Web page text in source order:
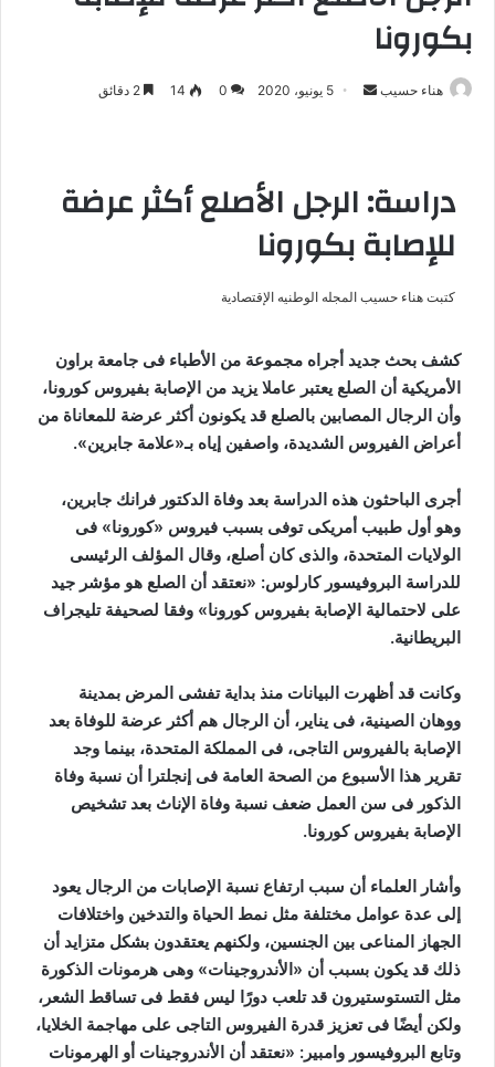
بكورونا
هناء حسيب
ا
5 يونيو، 2020 0
14
دراسة: الرجل الأصلع أكثر عرضة
للإصابة بكورونا
كتبت هناء حسيب المجله الوطنيه الإقتصادية
كشف بحث جديد أجراه مجموعة من الأطباء فى جامعة براون
الأمريكية أن الصلع يعتبر عاملا يزيد من الإصابة بفيروس كورونا،
وأن الرجال المصابين بالصلع قد يكونون أكثر عرضة للمعاناة من
أعراض الفيروس الشديدة، واصفين إياه بـ«علامة جابرين».
أجرى الباحثون هذه الدراسة بعد وفاة الدكتور فرانك جابرين،
وهو أول طبيب أمريكى توفى بسبب فيروس «كورونا» فى
الولايات المتحدة، والذى كان أصلع، وقال المؤلف الرئيسى
للدراسة البروفيسور كارلوس: «نعتقد أن الصلع هو مؤشر جيد
على لاحتمالية الإصابة بفيروس كورونا» وفقا لصحيفة تليجراف
البريطانية.
وكانت قد أظهرت البيانات منذ بداية تفشى المرض بمدينة
ووهان الصينية، فى يناير، أن الرجال هم أكثر عرضة للوفاة بعد
الإصابة بالفيروس التاجى، فى المملكة المتحدة، بينما وجد
تقرير هذا الأسبوع من الصحة العامة فى إنجلترا أن نسبة وفاة
الذكور فى سن العمل ضعف نسبة وفاة الإناث بعد تشخيص
الإصابة بفيروس كورونا.
وأشار العلماء أن سبب ارتفاع نسبة الإصابات من الرجال يعود
إلى عدة عوامل مختلفة مثل نمط الحياة والتدخين واختلافات
الجهاز المناعى بين الجنسين، ولكنهم يعتقدون بشكل متزايد أن
ذلك قد يكون بسبب أن «الأندروجينات» وهى هرمونات الذكورة
مثل التستوستيرون قد تلعب دورًا ليس فقط فى تساقط الشعر،
ولكن أيضًا فى تعزيز قدرة الفيروس التاجى على مهاجمة الخلايا،
وتابع البروفيسور وامبير: «نعتقد أن الأندروجينات أو الهرمونات